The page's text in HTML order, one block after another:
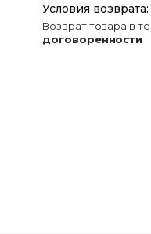
возврат товара в
договоренности